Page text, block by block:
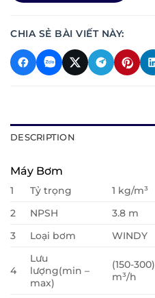
CHIA SẺ BÀI VIẾT NÀY:
DESCRIPTION
Máy Bơm
1 Tỷ trọng
1 kg/m³
2
NPSH
3.8 m
3
Loại bơm WINDY
4
Lưu
lượng(min –
max)
(150-300)
m³/h